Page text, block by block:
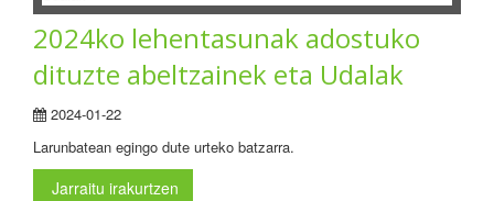
2024ko lehentasunak adostuko
dituzte abeltzainek eta Udalak
2024-01-22
Larunbatean egingo dute urteko batzarra.
Jarraitu irakurtzen